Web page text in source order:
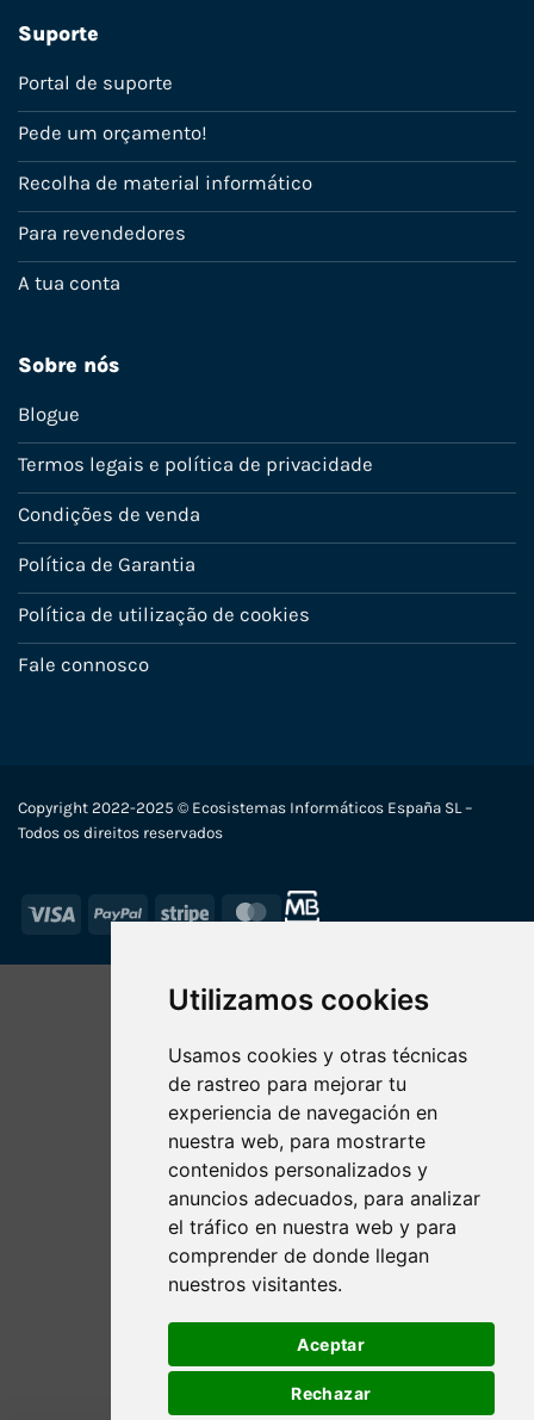
Utilizamos cookies
Usamos cookies y otras técnicas
de rastreo para mejorar tu
experiencia de navegación en
nuestra web, para mostrarte
contenidos personalizados y
anuncios adecuados, para analizar
el tráfico en nuestra web y para
comprender de donde llegan
nuestros visitantes.
Aceptar
Rechazar
Suporte
Portal de suporte
Pede um orçamento!
Recolha de material informático
Para revendedores
A tua conta
Sobre nós
Blogue
Termos legais e política de privacidade
Condições de venda
Política de Garantia
Política de utilização de cookies
Fale connosco
Copyright 2022-2025 © Ecosistemas Informáticos España SL –
Todos os direitos reservados
Visa PayPal Stripe MasterCard